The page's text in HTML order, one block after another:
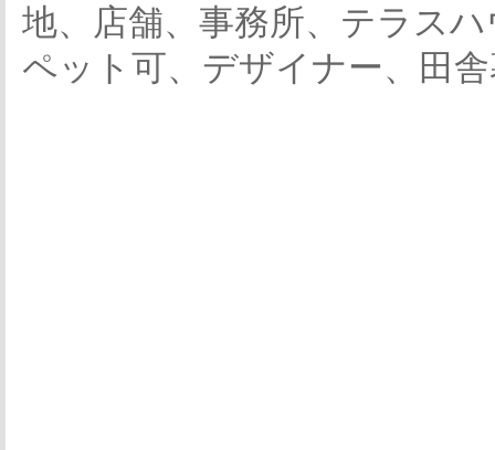
地、店舗、事務所、テラス
ペット可、デザイナー、田